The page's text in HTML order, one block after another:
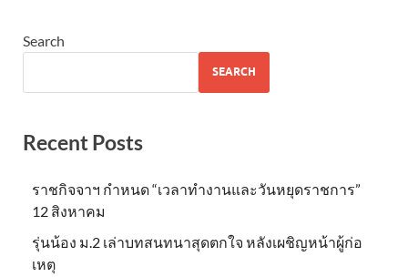
Search
SEARCH
Recent Posts
ราชกิจจาฯ กำหนด “เวลาทำงานและวันหยุดราชการ”
12 สิงหาคม
รุ่นน้อง ม.2 เล่าบทสนทนาสุดตกใจ หลังเผชิญหน้าผู้ก่อ
เหตุ